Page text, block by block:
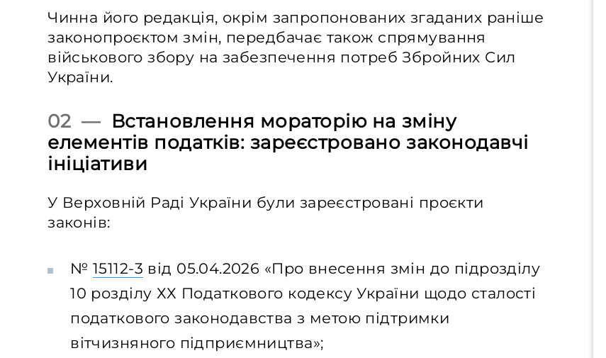
Чинна його редакція, окрім запропонованих згаданих раніше
законопроєктом змін, передбачає також спрямування
військового збору на забезпечення потреб Збройних Сил
України.
02 — Встановлення мораторію на зміну
елементів податків: зареєстровано законодавчі
ініціативи
У Верховній Раді України були зареєстровані проєкти
законів:
№15112-3 від 05.04.2026 «Про внесення змін до підрозділу
10 розділу ХХ Податкового кодексу України щодо сталості
податкового законодавства з метою підтримки
вітчизняного підприємництва»;